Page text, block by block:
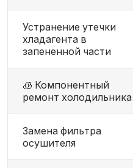
Устранение утечки
хладагента в
запененной части
🧊 Компонентный
ремонт холодильника
Замена фильтра
осушителя